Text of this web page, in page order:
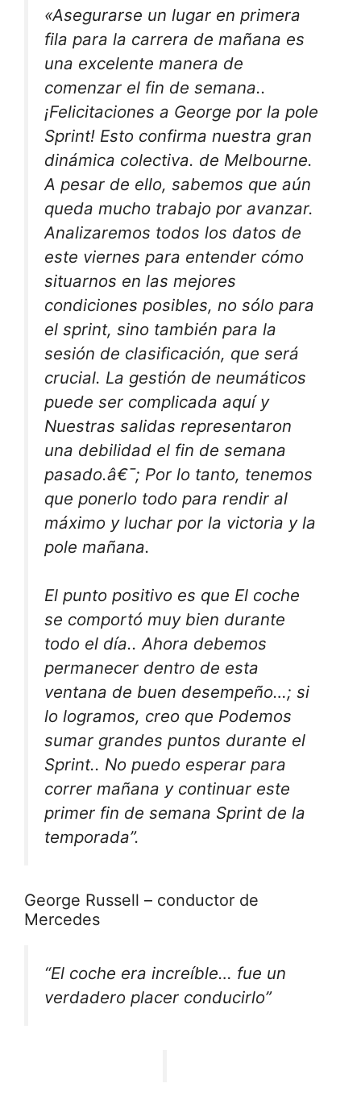
«Asegurarse un lugar en primera
fila para la carrera de mañana es
una excelente manera de
comenzar el fin de semana..
¡Felicitaciones a George por la pole
Sprint! Esto confirma nuestra gran
dinámica colectiva. de Melbourne.
A pesar de ello, sabemos que aún
queda mucho trabajo por avanzar.
Analizaremos todos los datos de
este viernes para entender cómo
situarnos en las mejores
condiciones posibles, no sólo para
el sprint, sino también para la
sesión de clasificación, que será
crucial. La gestión de neumáticos
puede ser complicada aquí y
Nuestras salidas representaron
una debilidad el fin de semana
pasado.â€¯; Por lo tanto, tenemos
que ponerlo todo para rendir al
máximo y luchar por la victoria y la
pole mañana.
El punto positivo es que El coche
se comportó muy bien durante
todo el día.. Ahora debemos
permanecer dentro de esta
ventana de buen desempeño…; si
lo logramos, creo que Podemos
sumar grandes puntos durante el
Sprint.. No puedo esperar para
correr mañana y continuar este
primer fin de semana Sprint de la
temporada”.
George Russell – conductor de
Mercedes
“El coche era increíble… fue un
verdadero placer conducirlo”